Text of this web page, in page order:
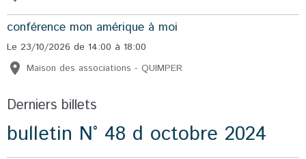
conférence mon amérique à moi
Le 23/10/2026 de 14:00 à 18:00
Maison des associations - QUIMPER
Derniers billets
bulletin N° 48 d octobre 2024